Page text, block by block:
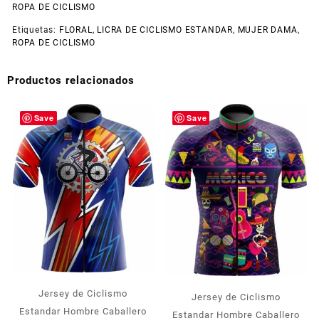
ROPA DE CICLISMO
Etiquetas: FLORAL, LICRA DE CICLISMO ESTANDAR, MUJER DAMA,
ROPA DE CICLISMO
Productos relacionados
Save
Jersey de Ciclismo
Estandar Hombre Caballero
Save
Jersey de Ciclismo
Estandar Hombre Caballero